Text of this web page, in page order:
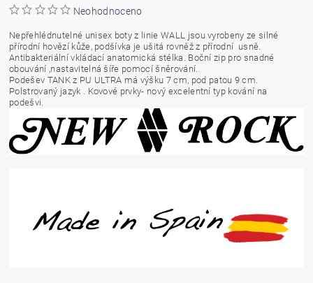
Neohodnoceno
Nepřehlédnutelné unisex boty z linie WALL jsou vyrobeny ze silné
přírodní hovězí kůže, podšívka je ušitá rovněž z přírodní usně.
Antibakteriální vkládací anatomická stélka. Boční zip pro snadné
obouvání ,nastavitelná šíře pomocí šněrování.
Podešev TANK z PU ULTRA má výšku 7 cm, pod patou 9 cm.
Polstrovaný jazyk . Kovové prvky- nový excelentní typ kování na
podešvi.